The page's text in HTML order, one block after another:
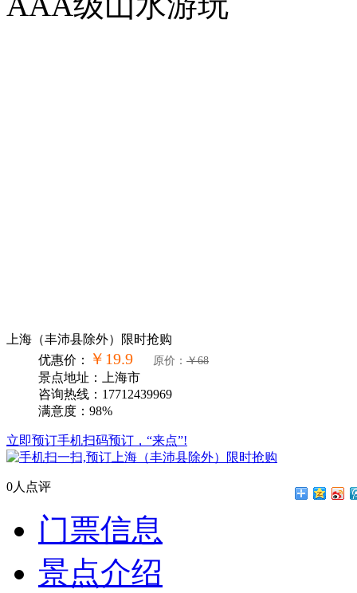
上海（丰沛县除外）限时抢购
优惠价：
￥19.9 原价： ￥68
景点地址：上海市
咨询热线：17712439969
满意度：98%
立即预订手机扫码预订，“来点”!
0人点评
门票信息
景点介绍